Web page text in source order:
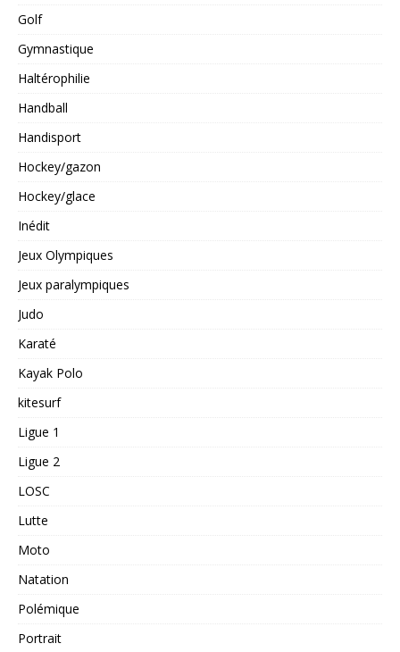
Golf
Gymnastique
Haltérophilie
Handball
Handisport
Hockey/gazon
Hockey/glace
Inédit
Jeux Olympiques
Jeux paralympiques
Judo
Karaté
Kayak Polo
kitesurf
Ligue 1
Ligue 2
LOSC
Lutte
Moto
Natation
Polémique
Portrait